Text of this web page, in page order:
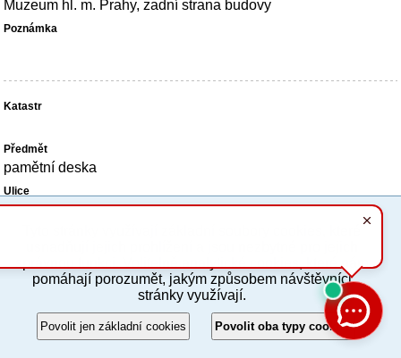
Muzeum hl. m. Prahy, zadní strana budovy
pamětní deska
Křižíkova 38, Thámova 11 - 13
rohový dům
proti domu Křižíkova 77
správnou funkci. Volitelně analytické cookies, které nám
pomáhají porozumět, jakým způsobem návštěvníci
stránky využívají.
Povolit jen základní cookies Povolit oba typy cookies